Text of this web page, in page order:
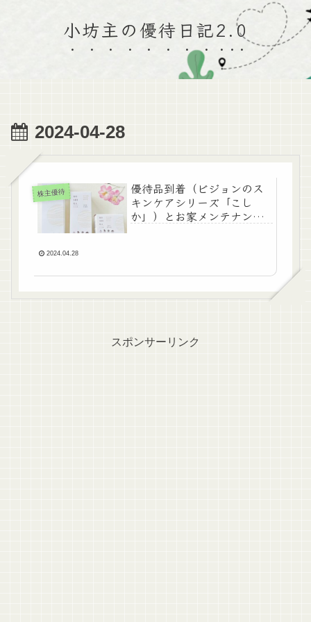
小坊主の優待日記2.0
2024-04-28
株主優待
優待品到着（ビジョンのス
キンケアシリーズ「こし
か」）とお家メンテナン
2024.04.28
スポンサーリンク